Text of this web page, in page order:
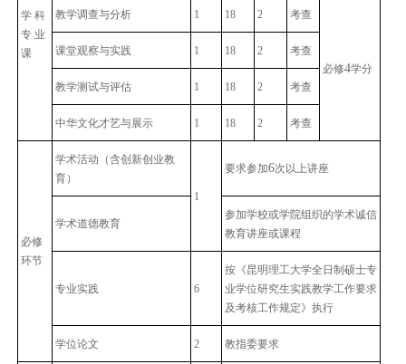
学 科
专 业
课
教学调查与分析 1 18 2 考查
必修4学分
课堂观察与实践 1 18 2 考查
教学测试与评估 1 18 2 考查
中华文化才艺与展示 1 18 2 考查
必修
环节
学术活动（含创新创业教
育）
1
要求参加6次以上讲座
学术道德教育
参加学校或学院组织的学术诚信
教育讲座或课程
专业实践 6
按《昆明理工大学全日制硕士专
业学位研究生实践教学工作要求
及考核工作规定》执行
学位论文 2 教指委要求